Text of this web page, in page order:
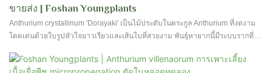
ขายส่ง | Foshan Youngplants
Anthurium crystallinum 'Dorayaki' เป็นไม้ประดับในตระกูล Anthurium ที่งดงาม
โดดเด่นด้วยใบรูปหัวใจยาวเรียวและเส้นใบที่สวยงาม พันธุ์หายากนี้มีระบบรากที่